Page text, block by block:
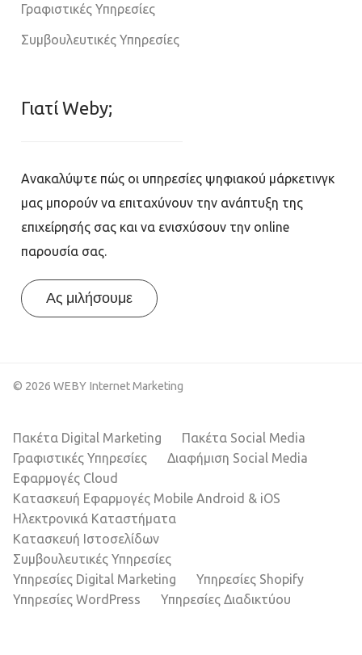
Γραφιστικές Υπηρεσίες
Συμβουλευτικές Υπηρεσίες
Γιατί Weby;
Ανακαλύψτε πώς οι υπηρεσίες ψηφιακού μάρκετινγκ
μας μπορούν να επιταχύνουν την ανάπτυξη της
επιχείρησής σας και να ενισχύσουν την online
παρουσία σας.
Ας μιλήσουμε
© 2026 WEBY Internet Marketing
Πακέτα Digital Marketing
Πακέτα Social Media
Γραφιστικές Υπηρεσίες
Διαφήμιση Social Media
Εφαρμογές Cloud
Κατασκευή Εφαρμογές Mobile Android & iOS
Ηλεκτρονικά Καταστήματα
Κατασκευή Ιστοσελίδων
Συμβουλευτικές Υπηρεσίες
Υπηρεσίες Digital Marketing
Υπηρεσίες Shopify
Υπηρεσίες WordPress
Υπηρεσίες Διαδικτύου